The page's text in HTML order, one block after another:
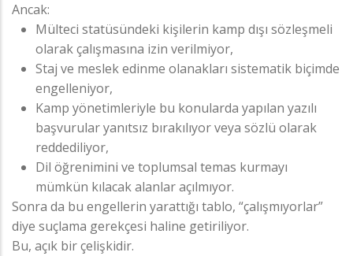
Ancak:
Mülteci statüsündeki kişilerin kamp dışı sözleşmeli
olarak çalışmasına izin verilmiyor,
Staj ve meslek edinme olanakları sistematik biçimde
engelleniyor,
Kamp yönetimleriyle bu konularda yapılan yazılı
başvurular yanıtsız bırakılıyor veya sözlü olarak
reddediliyor,
Dil öğrenimini ve toplumsal temas kurmayı
mümkün kılacak alanlar açılmıyor.
Sonra da bu engellerin yarattığı tablo, “çalışmıyorlar”
diye suçlama gerekçesi haline getiriliyor.
Bu, açık bir çelişkidir.